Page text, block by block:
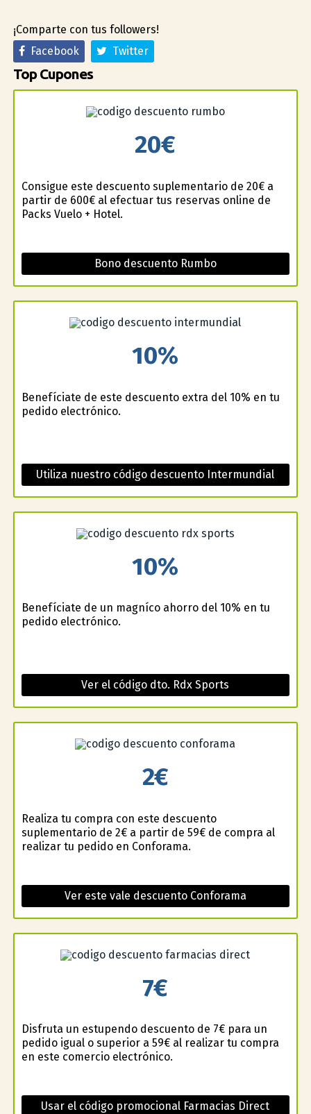
¡Comparte con tus followers!
Facebook
Twitter
Top Cupones
20€
Consigue este descuento suplementario de 20€ a
partir de 600€ al efectuar tus reservas online de
Packs Vuelo + Hotel.
Bono descuento Rumbo
10%
Benefíciate de este descuento extra del 10% en tu
pedido electrónico.
Utiliza nuestro código descuento Intermundial
10%
Benefíciate de un magnífico ahorro del 10% en tu
pedido electrónico.
Ver el código dto. Rdx Sports
2€
Realiza tu compra con este descuento
suplementario de 2€ a partir de 59€ de compra al
realizar tu pedido en Conforama.
Ver este vale descuento Conforama
7€
Disfruta un estupendo descuento de 7€ para un
pedido igual o superior a 59€ al realizar tu compra
en este comercio electrónico.
Usar el código promocional Farmacias Direct